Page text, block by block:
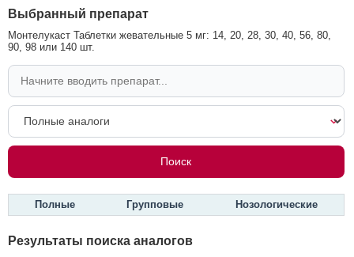
Выбранный препарат
Монтелукаст Таблетки жевательные 5 мг: 14, 20, 28, 30, 40, 56, 80,
90, 98 или 140 шт.
Полные Групповые Нозологические
Результаты поиска аналогов